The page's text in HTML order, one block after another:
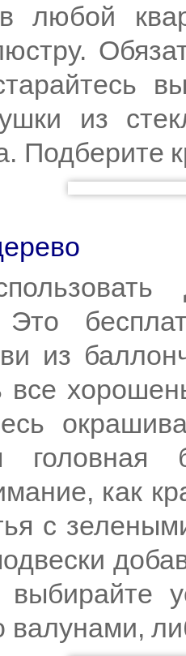
любой
из
Подберите
из
все
головная
как
с
выбирайте
валунами,